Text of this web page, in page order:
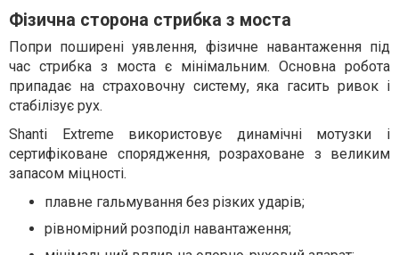
Фізична сторона стрибка з моста
Попри поширені уявлення, фізичне навантаження під
час стрибка з моста є мінімальним. Основна робота
припадає на страховочну систему, яка гасить ривок і
стабілізує рух.
Shanti Extreme використовує динамічні мотузки і
сертифіковане спорядження, розраховане з великим
запасом міцності.
плавне гальмування без різких ударів;
рівномірний розподіл навантаження;